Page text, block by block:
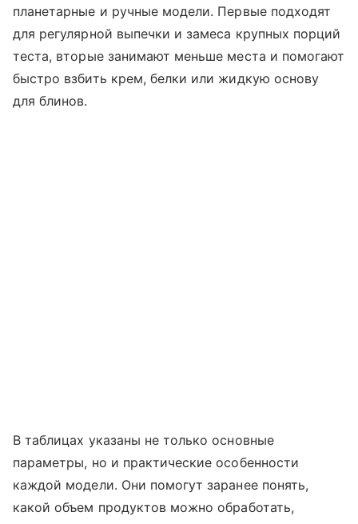
планетарные и ручные модели. Первые подходят
для регулярной выпечки и замеса крупных порций
теста, вторые занимают меньше места и помогают
быстро взбить крем, белки или жидкую основу
для блинов.
В таблицах указаны не только основные
параметры, но и практические особенности
каждой модели. Они помогут заранее понять,
какой объем продуктов можно обработать,